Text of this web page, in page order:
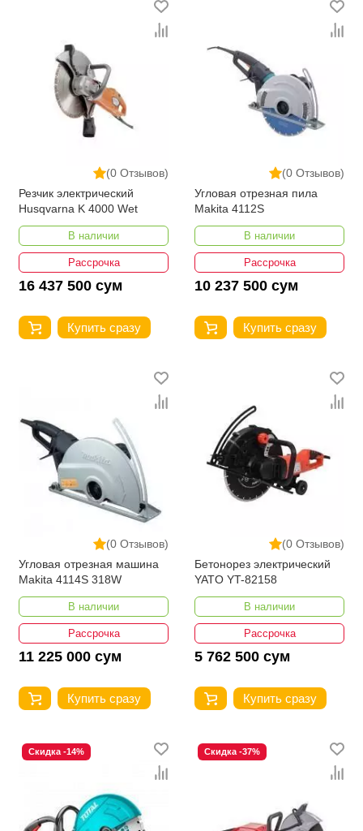
(0 Отзывов)
Резчик электрический
Husqvarna K 4000 Wet
В наличии
Рассрочка
16 437 500 сум
Купить сразу
(0 Отзывов)
Угловая отрезная пила
Makita 4112S
В наличии
Рассрочка
10 237 500 сум
Купить сразу
(0 Отзывов)
Угловая отрезная машина
Makita 4114S 318W
В наличии
Рассрочка
11 225 000 сум
Купить сразу
(0 Отзывов)
Бетонорез электрический
YATO YT-82158
В наличии
Рассрочка
5 762 500 сум
Купить сразу
Скидка -14% Скидка -37%